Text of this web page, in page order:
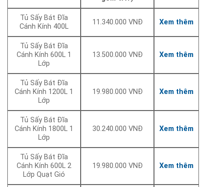
Tủ Sấy Bát Đĩa
Cánh Kính 400L
11.340.000 VNĐ Xem thêm
Tủ Sấy Bát Đĩa
Cánh Kính 600L 1
Lớp
13.500.000 VNĐ Xem thêm
Tủ Sấy Bát Đĩa
Cánh Kính 1200L 1
Lớp
19.980.000 VNĐ Xem thêm
Tủ Sấy Bát Đĩa
Cánh Kính 1800L 1
Lớp
30.240.000 VNĐ Xem thêm
Tủ Sấy Bát Đĩa
Cánh Kính 600L 2
Lớp Quạt Gió
19.980.000 VNĐ Xem thêm